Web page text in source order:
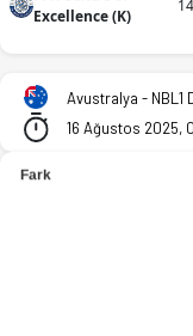
Avustralya - NBL1
Excellence (K)
14
Avustralya - NBL1
16 Ağustos 2025,